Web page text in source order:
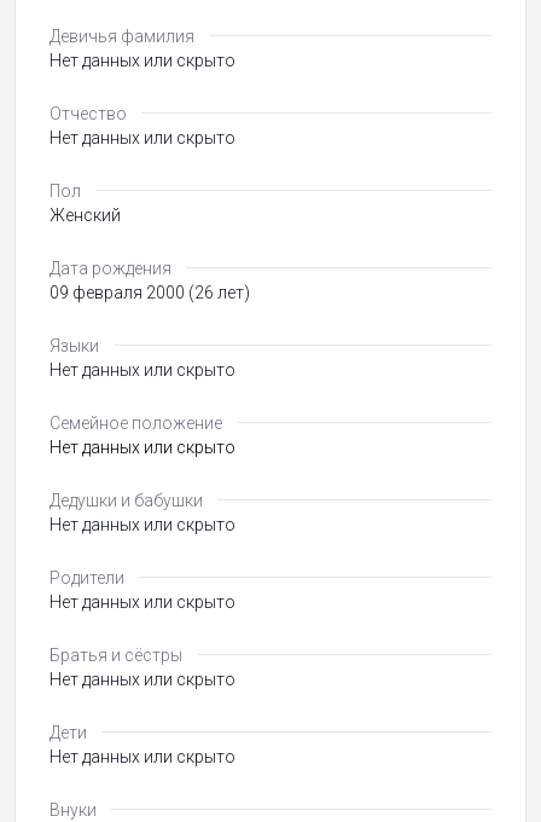
Девичья фамилия
Нет данных или скрыто
Отчество
Нет данных или скрыто
Пол
Женский
Дата рождения
09 февраля 2000 (26 лет)
Языки
Нет данных или скрыто
Семейное положение
Нет данных или скрыто
Дедушки и бабушки
Нет данных или скрыто
Родители
Нет данных или скрыто
Братья и сёстры
Нет данных или скрыто
Дети
Нет данных или скрыто
Внуки